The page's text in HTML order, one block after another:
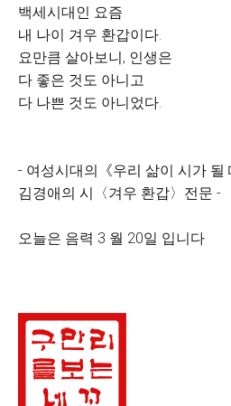
백세시대인 요즘
내 나이 겨우 환갑이다.
요만큼 살아보니, 인생은
다 좋은 것도 아니고
다 나쁜 것도 아니었다.
- 여성시대의《우리 삶이 시가 될
김경애의 시〈겨우 환갑〉전문 -
오늘은 음력 3 월 20일 입니다